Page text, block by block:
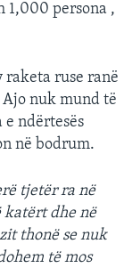
1,000 persona ,
raketa ruse ranë
Ajo nuk mund të
e ndërtesës
në bodrum.
tjetër ra në
katërt dhe në
thonë se nuk
të mos